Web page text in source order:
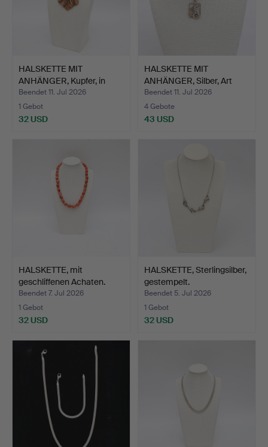
HALSKETTE MIT
ANHÄNGER, Kupfer, in
Form ei…
Beendet 11. Jul 2026
1 Gebot
32 USD
HALSKETTE MIT
ANHÄNGER, Silber, Art
Déco, …
Beendet 11. Jul 2026
4 Gebote
43 USD
HALSKETTE, mit
geschliffenen Achaten.
Beendet 7. Jul 2026
1 Gebot
32 USD
HALSKETTE, Sterlingsilber,
gestempelt.
Beendet 5. Jul 2026
1 Gebot
32 USD